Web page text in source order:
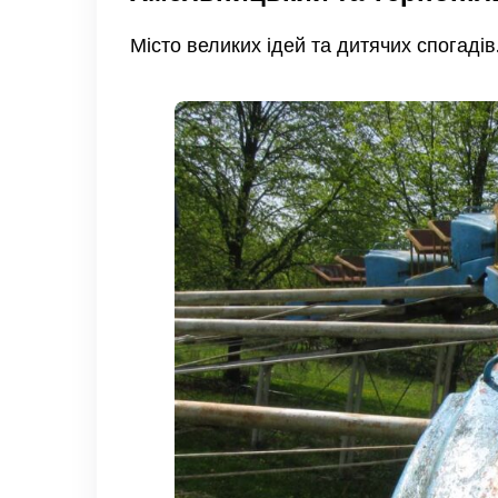
Місто великих ідей та дитячих спогадів.